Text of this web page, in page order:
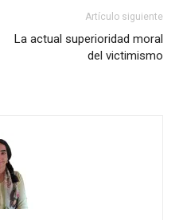
Artículo siguiente
La actual superioridad moral
del victimismo